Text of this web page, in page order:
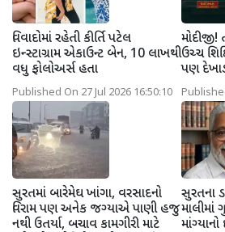
વિવાદોમાં રહેતી કીર્તિ પટેલ
ઇન્સ્ટાગ્રામ એકાઉન્ટ બેન, 10 લાખથી
વધુ ફોલોઅર્સ હતા
Published On 27 Jul 2026 16:50:10
ઉચ્ચ
પણ
સુરતમાં બારેમેઘ ખાંગા, વરસાદનો
વિરામ પણ અનેક જગ્યાએ પાણી હજુ
નથી ઉતર્યા, બચાવ કામગીરી માટે
સુરતના
માલીમાં
માંગ્યાનો